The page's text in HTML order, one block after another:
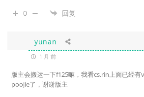
0 回复
yunan
1 月 前
版主会搬运一下f125嘛，我看cs.rin上面已经有
poojie了，谢谢版主